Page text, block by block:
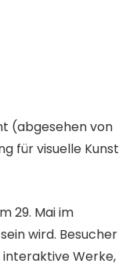
(abgesehen von
für visuelle Kunst
29. Mai im
wird. Besucher
interaktive Werke,